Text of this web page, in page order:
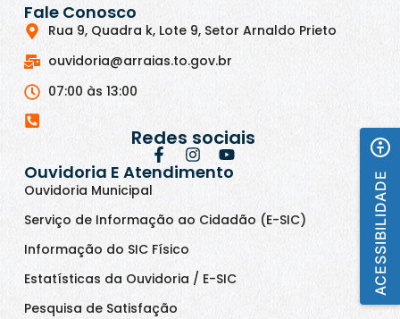
Fale Conosco
Rua 9, Quadra k, Lote 9, Setor Arnaldo Prieto
ouvidoria@arraias.to.gov.br
07:00 às 13:00
Redes sociais
Ouvidoria E Atendimento
Ouvidoria Municipal
Serviço de Informação ao Cidadão (E-SIC)
Informação do SIC Físico
Estatísticas da Ouvidoria / E-SIC
Pesquisa de Satisfação
ACESSIBILIDADE